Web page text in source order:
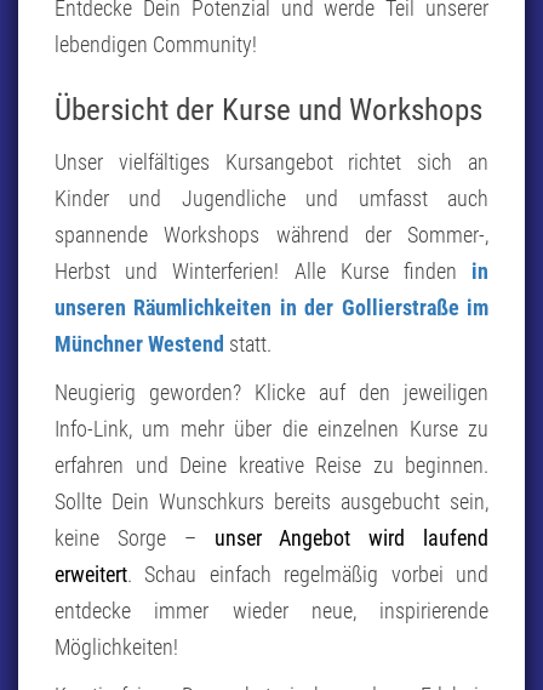
Entdecke Dein Potenzial und werde Teil unserer
lebendigen Community!
Übersicht der Kurse und Workshops
Unser vielfältiges Kursangebot richtet sich an
Kinder und Jugendliche und umfasst auch
spannende Workshops während der Sommer-,
Herbst und Winterferien! Alle Kurse finden in
unseren Räumlichkeiten in der Gollierstraße im
Münchner Westend statt.
Neugierig geworden? Klicke auf den jeweiligen
Info-Link, um mehr über die einzelnen Kurse zu
erfahren und Deine kreative Reise zu beginnen.
Sollte Dein Wunschkurs bereits ausgebucht sein,
keine Sorge – unser Angebot wird laufend
erweitert. Schau einfach regelmäßig vorbei und
entdecke immer wieder neue, inspirierende
Möglichkeiten!